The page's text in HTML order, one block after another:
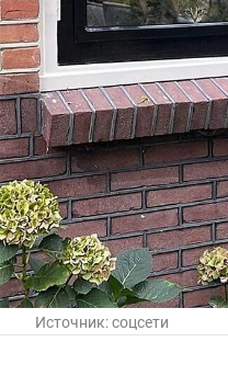
Источник:соцсети